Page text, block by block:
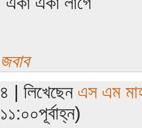
জবাব
৪ | লিখেছেন এস এম
১১:০০পূর্বাহ্ন)